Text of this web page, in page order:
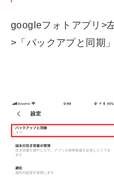
googleフォトアプリ>
>「バックアプと同期